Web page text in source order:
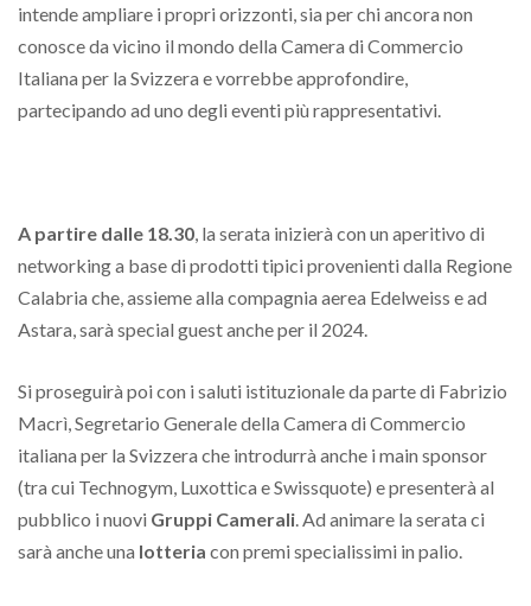
intende ampliare i propri orizzonti, sia per chi ancora non
conosce da vicino il mondo della Camera di Commercio
Italiana per la Svizzera e vorrebbe approfondire,
partecipando ad uno degli eventi più rappresentativi.
A partire dalle 18.30, la serata inizierà con un aperitivo di
networking a base di prodotti tipici provenienti dalla Regione
Calabria che, assieme alla compagnia aerea Edelweiss e ad
Astara, sarà special guest anche per il 2024.
Si proseguirà poi con i saluti istituzionale da parte di Fabrizio
Macrì, Segretario Generale della Camera di Commercio
italiana per la Svizzera che introdurrà anche i main sponsor
(tra cui Technogym, Luxottica e Swissquote) e presenterà al
pubblico i nuovi Gruppi Camerali. Ad animare la serata ci
sarà anche una lotteria con premi specialissimi in palio.